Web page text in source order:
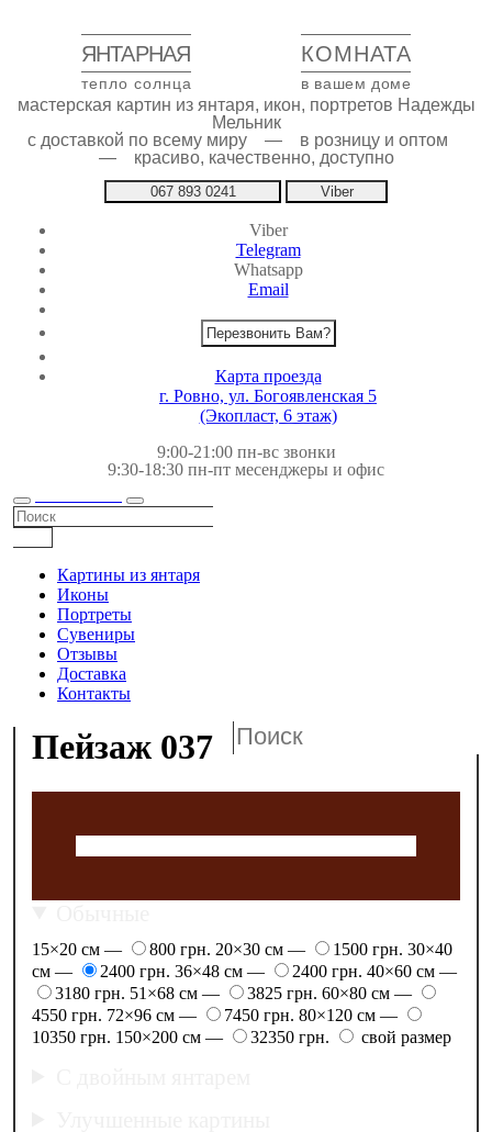
ЯНТАРНАЯ КОМНАТА
тепло солнца в вашем доме
мастерская картин из янтаря, икон, портретов Надежды
Мельник
с доставкой по всему миру — в розницу и оптом
— красиво, качественно, доступно
067 893 0241 Viber
Viber
Telegram
Whatsapp
Email
Перезвонить Вам?
Карта проезда
г. Ровно, ул. Богоявленская 5
(Экопласт, 6 этаж)
9:00-21:00 пн-вс звонки
9:30-18:30 пн-пт месенджеры и офис
Картины из янтаря
Иконы
Портреты
Сувениры
Отзывы
Доставка
Контакты
Пейзаж 037
15×20 см — 800 грн. 20×30 см — 1500 грн. 30×40
см —
2400 грн. 36×48 см — 2400 грн. 40×60 см —
3180 грн. 51×68 см — 3825 грн. 60×80 см —
4550 грн. 72×96 см — 7450 грн. 80×120 см —
10350 грн. 150×200 см — 32350 грн. свой размер